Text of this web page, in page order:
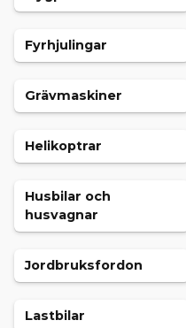
Fyrhjulingar
Grävmaskiner
Helikoptrar
Husbilar och
husvagnar
Jordbruksfordon
Lastbilar